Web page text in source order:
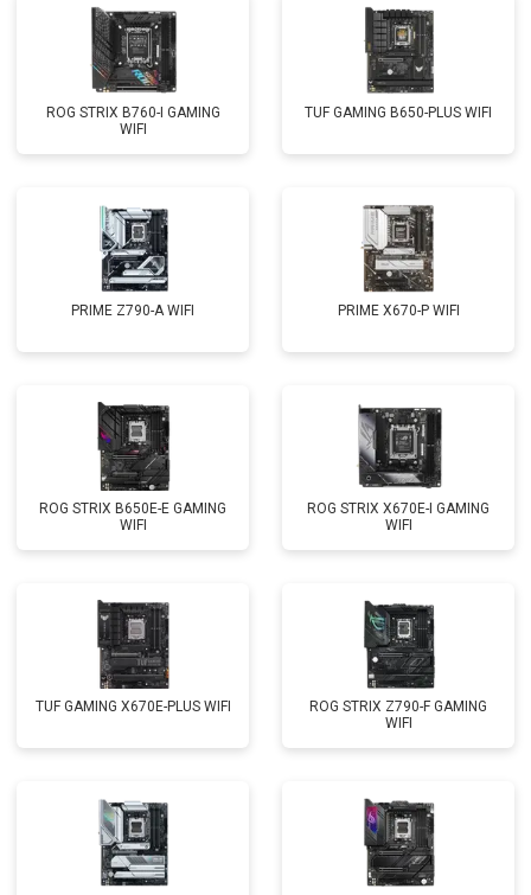
ROG STRIX B760-I GAMING
WIFI
TUF GAMING B650-PLUS WIFI
PRIME Z790-A WIFI PRIME X670-P WIFI
ROG STRIX B650E-E GAMING
WIFI
ROG STRIX X670E-I GAMING
WIFI
TUF GAMING X670E-PLUS WIFI
ROG STRIX Z790-F GAMING
WIFI